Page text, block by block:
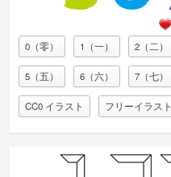
0（零） 1（一） 2（二）
5（五） 6（六） 7（七）
CC0 イラスト フリーイラスト